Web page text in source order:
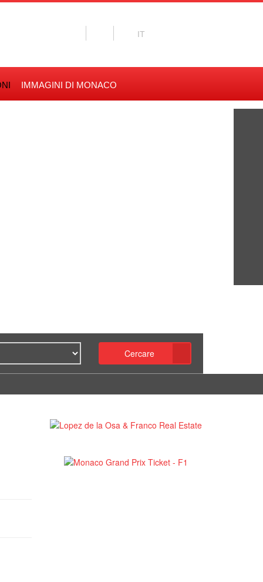
IMMAGINI DI MONACO
Cercare